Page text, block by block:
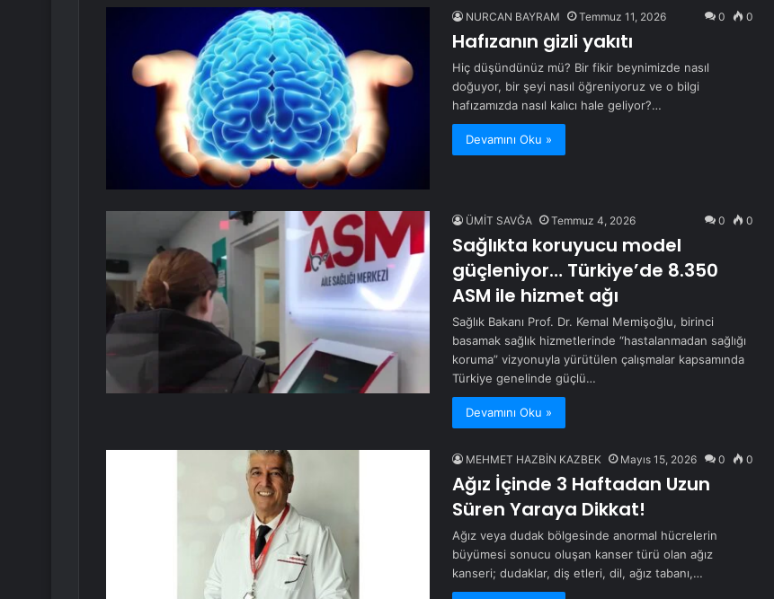
NURCAN BAYRAM Temmuz 11, 2026 0 0
Hafızanın gizli yakıtı
Hiç düşündünüz mü? Bir fikir beynimizde nasıl
doğuyor, bir şeyi nasıl öğreniyoruz ve o bilgi
hafızamızda nasıl kalıcı hale geliyor?…
Devamını Oku »
ÜMİT SAVĞA Temmuz 4, 2026 0 0
Sağlıkta koruyucu model
güçleniyor… Türkiye’de 8.350
ASM ile hizmet ağı
Sağlık Bakanı Prof. Dr. Kemal Memişoğlu, birinci
basamak sağlık hizmetlerinde “hastalanmadan sağlığı
koruma” vizyonuyla yürütülen çalışmalar kapsamında
Türkiye genelinde güçlü…
Devamını Oku »
MEHMET HAZBİN KAZBEK Mayıs 15, 2026 0 0
Ağız İçinde 3 Haftadan Uzun
Süren Yaraya Dikkat!
Ağız veya dudak bölgesinde anormal hücrelerin
büyümesi sonucu oluşan kanser türü olan ağız
kanseri; dudaklar, diş etleri, dil, ağız tabanı,…